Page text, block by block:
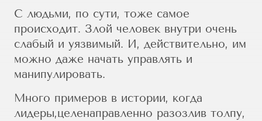
С людьми, по сути, тоже самое
происходит. Злой человек внутри очень
слабый и уязвимый. И, действительно, им
можно даже начать управлять и
манипулировать.
Много примеров в истории, когда
лидеры,целенаправленно разозлив толпу,